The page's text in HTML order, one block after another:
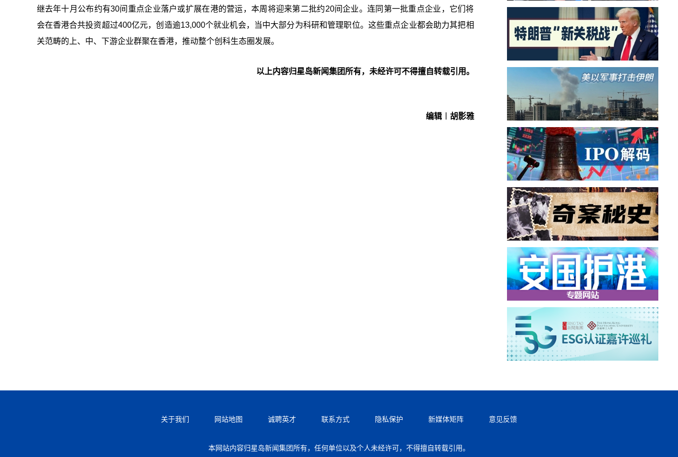
继去年十月公布约有30间重点企业落户或扩展在港的营运，本周将迎来第二批约20间企业。连同第一批重点企业，它们将
会在香港合共投资超过400亿元，创造逾13,000个就业机会，当中大部分为科研和管理职位。这些重点企业都会助力其把相
关范畴的上、中、下游企业群聚在香港，推动整个创科生态圈发展。
以上内容归星岛新闻集团所有，未经许可不得擅自转载引用。
编辑︱胡影雅
关于我们 网站地图 诚聘英才 联系方式 隐私保护 新媒体矩阵 意见反馈
本网站内容归星岛新闻集团所有，任何单位以及个人未经许可，不得擅自转载引用。